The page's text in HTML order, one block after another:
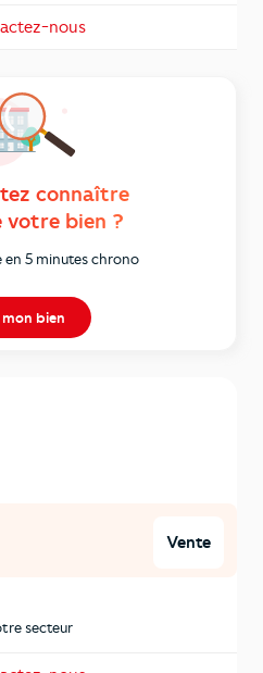
nous
connaître
votre bien ?
5 minutes chrono
bien
Vente
secteur